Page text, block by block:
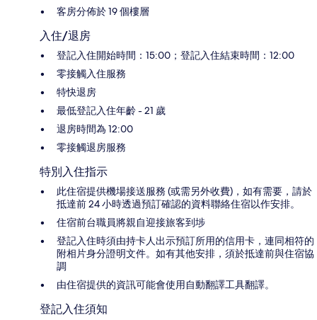
客房分佈於 19 個樓層
入住/退房
登記入住開始時間：15:00；登記入住結束時間：12:00
零接觸入住服務
特快退房
最低登記入住年齡 - 21 歲
退房時間為 12:00
零接觸退房服務
特別入住指示
此住宿提供機場接送服務 (或需另外收費)，如有需要，請於
抵達前 24 小時透過預訂確認的資料聯絡住宿以作安排。
住宿前台職員將親自迎接旅客到埗
登記入住時須由持卡人出示預訂所用的信用卡，連同相符的
附相片身分證明文件。如有其他安排，須於抵達前與住宿協
調
由住宿提供的資訊可能會使用自動翻譯工具翻譯。
登記入住須知